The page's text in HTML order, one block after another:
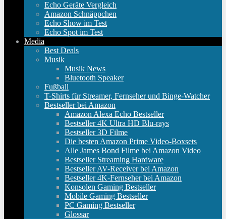
Echo Geräte Vergleich
Amazon Schnäppchen
Echo Show im Test
Echo Spot im Test
Media
Best Deals
Musik
Musik News
Bluetooth Speaker
Fußball
T-Shirts für Streamer, Fernseher und Binge-Watcher
Bestseller bei Amazon
Amazon Alexa Echo Bestseller
Bestseller 4K Ultra HD Blu-rays
Bestseller 3D Filme
Die besten Amazon Prime Video-Boxsets
Alle James Bond Filme bei Amazon Video
Bestseller Streaming Hardware
Bestseller AV-Receiver bei Amazon
Bestseller 4K-Fernseher bei Amazon
Konsolen Gaming Bestseller
Mobile Gaming Bestseller
PC Gaming Bestseller
Glossar